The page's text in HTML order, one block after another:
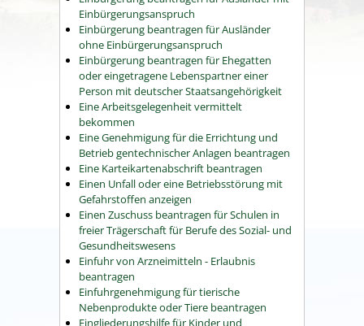
Einbürgerungsanspruch
Einbürgerung beantragen für Ausländer
ohne Einbürgerungsanspruch
Einbürgerung beantragen für Ehegatten
oder eingetragene Lebenspartner einer
Person mit deutscher Staatsangehörigkeit
Eine Arbeitsgelegenheit vermittelt
bekommen
Eine Genehmigung für die Errichtung und
Betrieb gentechnischer Anlagen beantragen
Eine Karteikartenabschrift beantragen
Einen Unfall oder eine Betriebsstörung mit
Gefahrstoffen anzeigen
Einen Zuschuss beantragen für Schulen in
freier Trägerschaft für Berufe des Sozial- und
Gesundheitswesens
Einfuhr von Arzneimitteln - Erlaubnis
beantragen
Einfuhrgenehmigung für tierische
Nebenprodukte oder Tiere beantragen
Eingliederungshilfe für Kinder und